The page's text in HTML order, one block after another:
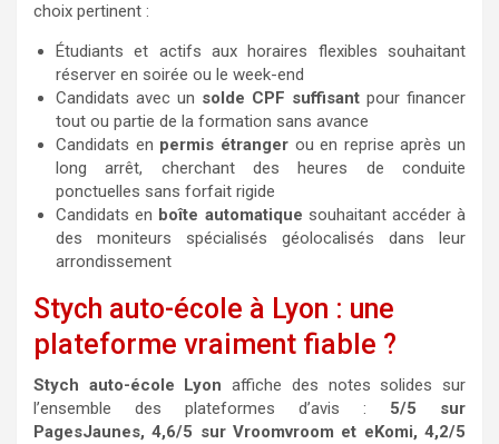
choix pertinent :
Étudiants et actifs aux horaires flexibles souhaitant
réserver en soirée ou le week-end
Candidats avec un solde CPF suffisant pour financer
tout ou partie de la formation sans avance
Candidats en permis étrangerou en reprise après un
long arrêt, cherchant des heures de conduite
ponctuelles sans forfait rigide
Candidats en boîte automatique souhaitant accéder à
des moniteurs spécialisés géolocalisés dans leur
arrondissement
Stych auto-école à Lyon : une
plateforme vraiment fiable ?
Stych auto-école Lyon affiche des notes solides sur
l’ensemble des plateformes d’avis : 5/5 sur
PagesJaunes, 4,6/5 sur Vroomvroom et eKomi, 4,2/5